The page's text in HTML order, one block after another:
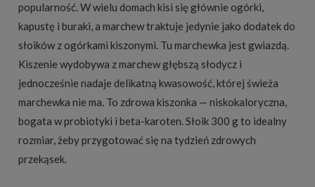
popularność. W wielu domach kisi się głównie ogórki,
kapustę i buraki, a marchew traktuje jedynie jako dodatek do
słoików z ogórkami kiszonymi. Tu marchewka jest gwiazdą.
Kiszenie wydobywa z marchew głębszą słodycz i
jednocześnie nadaje delikatną kwasowość, której świeża
marchewka nie ma. To zdrowa kiszonka — niskokaloryczna,
bogata w probiotyki i beta-karoten. Słoik 300 g to idealny
rozmiar, żeby przygotować się na tydzień zdrowych
przekąsek.